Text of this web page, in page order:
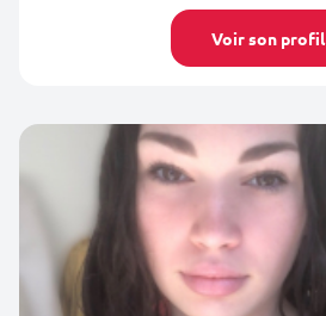
Voir son profil